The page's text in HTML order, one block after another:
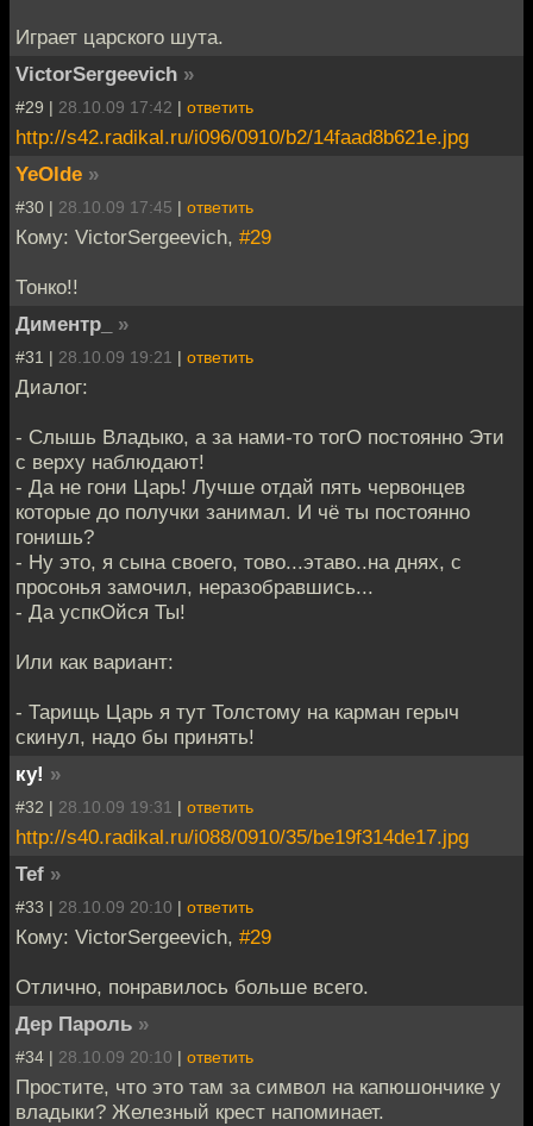
Играет царского шута.
VictorSergeevich »
#29 | 28.10.09 17:42 | ответить
http://s42.radikal.ru/i096/0910/b2/14faad8b621e.jpg
YeOlde »
#30 | 28.10.09 17:45 | ответить
Кому: VictorSergeevich, #29
Тонко!!
Диментр_
»
#31 | 28.10.09 19:21 | ответить
Диалог:
- Слышь Владыко, а за нами-то тогО постоянно Эти
с верху наблюдают!
- Да не гони Царь! Лучше отдай пять червонцев
которые до получки занимал. И чё ты постоянно
гонишь?
- Ну это, я сына своего, тово...этаво..на днях, с
просонья замочил, неразобравшись...
- Да успкОйся Ты!
Или как вариант:
- Тарищь Царь я тут Толстому на карман герыч
скинул, надо бы принять!
ку! »
#32 | 28.10.09 19:31 | ответить
http://s40.radikal.ru/i088/0910/35/be19f314de17.jpg
Tef »
#33 | 28.10.09 20:10 | ответить
Кому: VictorSergeevich, #29
Отлично, понравилось больше всего.
Дер Пароль »
#34 | 28.10.09 20:10 | ответить
Простите, что это там за символ на капюшончике у
владыки? Железный крест напоминает.